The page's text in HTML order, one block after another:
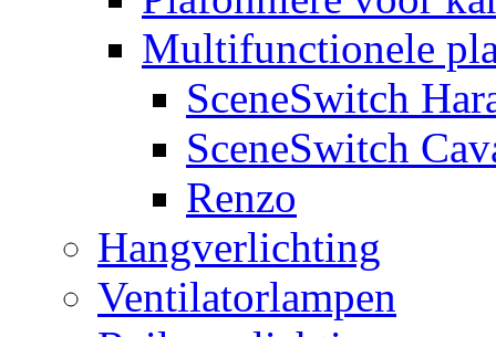
Multifunctionele
SceneSwitch
SceneSwitch
Renzo
Hangverlichting
Ventilatorlampen